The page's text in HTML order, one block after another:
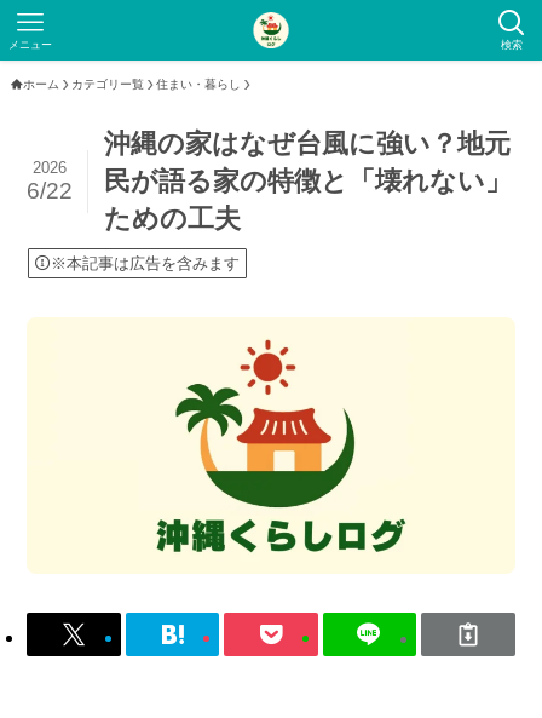
検索
メニュー
ホーム カテゴリー覧 住まい・暮らし
沖縄の家はなぜ台風に強い？地元
民が語る家の特徴と「壊れない」
ための工夫
2026
6/22
※本記事は広告を含みます